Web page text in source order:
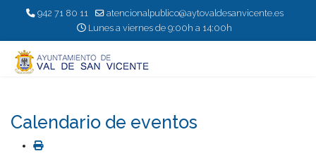
942 71 80 11
atencionalpublico@aytovaldesanvicente.es
Lunes a viernes de 9:00h a 14:00h
Calendario de eventos